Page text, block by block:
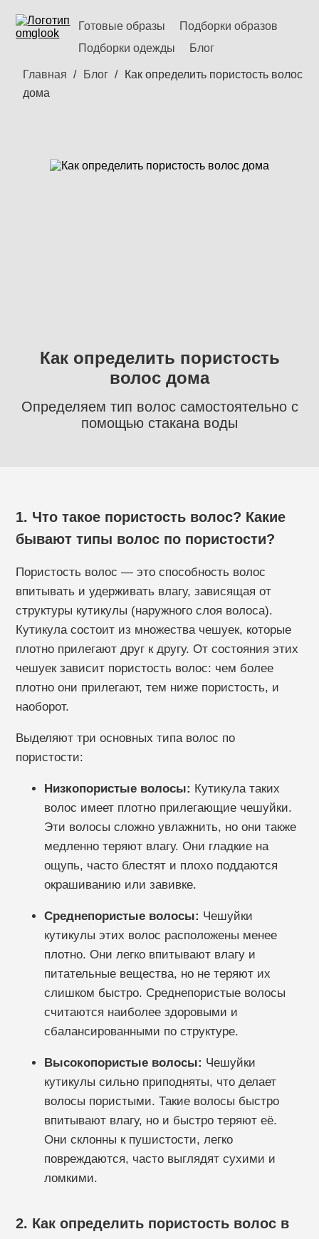
Готовые образы
Подборки образов
Подборки одежды
Блог
Главная Блог
Как определить пористость волос
дома
Как определить пористость
волос дома
Определяем тип волос самостоятельно с
помощью стакана воды
1. Что такое пористость волос? Какие
бывают типы волос по пористости?
Пористость волос — это способность волос
впитывать и удерживать влагу, зависящая от
структуры кутикулы (наружного слоя волоса).
Кутикула состоит из множества чешуек, которые
плотно прилегают друг к другу. От состояния этих
чешуек зависит пористость волос: чем более
плотно они прилегают, тем ниже пористость, и
наоборот.
Выделяют три основных типа волос по
пористости:
Низкопористые волосы: Кутикула таких
волос имеет плотно прилегающие чешуйки.
Эти волосы сложно увлажнить, но они также
медленно теряют влагу. Они гладкие на
ощупь, часто блестят и плохо поддаются
окрашиванию или завивке.
Среднепористые волосы: Чешуйки
кутикулы этих волос расположены менее
плотно. Они легко впитывают влагу и
питательные вещества, но не теряют их
слишком быстро. Среднепористые волосы
считаются наиболее здоровыми и
сбалансированными по структуре.
Высокопористые волосы: Чешуйки
кутикулы сильно приподняты, что делает
волосы пористыми. Такие волосы быстро
впитывают влагу, но и быстро теряют её.
Они склонны к пушистости, легко
повреждаются, часто выглядят сухими и
ломкими.
2. Как определить пористость волос в